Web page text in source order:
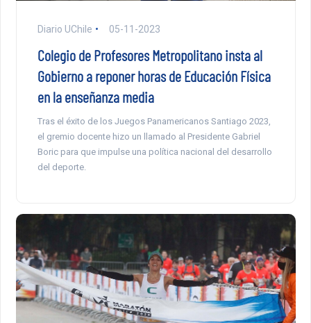
Diario UChile 05-11-2023
Colegio de Profesores Metropolitano insta al
Gobierno a reponer horas de Educación Física
en la enseñanza media
Tras el éxito de los Juegos Panamericanos Santiago 2023,
el gremio docente hizo un llamado al Presidente Gabriel
Boric para que impulse una política nacional del desarrollo
del deporte.